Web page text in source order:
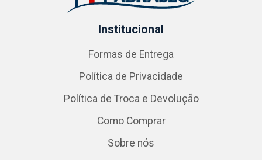
Institucional
Formas de Entrega
Política de Privacidade
Política de Troca e Devolução
Como Comprar
Sobre nós